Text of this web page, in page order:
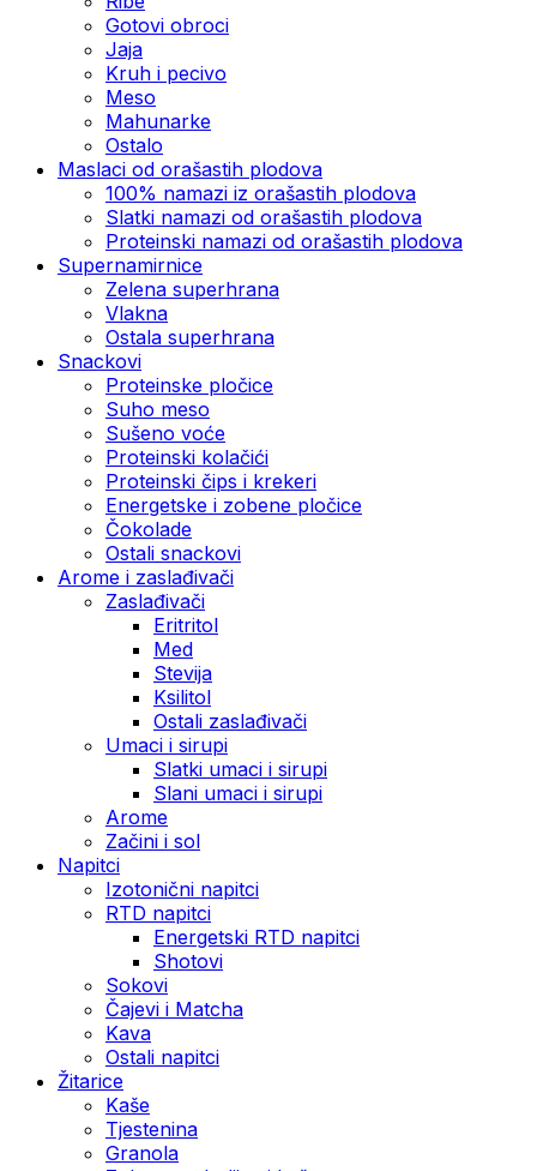
Gotovi obroci
Jaja
Kruh i pecivo
Meso
Mahunarke
Ostalo
Maslaci od orašastih plodova
100% namazi iz orašastih plodova
Slatki namazi od orašastih plodova
Proteinski namazi od orašastih plodova
Supernamirnice
Zelena superhrana
Vlakna
Ostala superhrana
Snackovi
Proteinske pločice
Suho meso
Sušeno voće
Proteinski kolačići
Proteinski čips i krekeri
Energetske i zobene pločice
Čokolade
Ostali snackovi
Arome i zaslađivači
Zaslađivači
Eritritol
Med
Stevija
Ksilitol
Ostali zaslađivači
Umaci i sirupi
Slatki umaci i sirupi
Slani umaci i sirupi
Arome
Začini i sol
Napitci
Izotonični napitci
RTD napitci
Energetski RTD napitci
Shotovi
Sokovi
Čajevi i Matcha
Kava
Ostali napitci
Žitarice
Kaše
Tjestenina
Granola